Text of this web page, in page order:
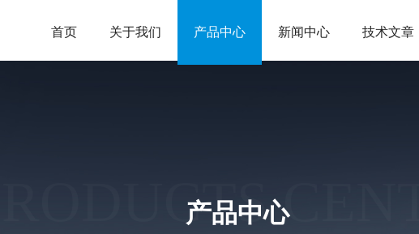
首页 关于我们 产品中心 新闻中心 技术文章
PRODUCTS
产品中心